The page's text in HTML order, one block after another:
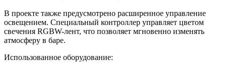
В проекте также предусмотрено расширенное управление
освещением. Специальный контроллер управляет цветом
свечения RGBW-лент, что позволяет мгновенно изменять
атмосферу в баре.
Использованное оборудование: